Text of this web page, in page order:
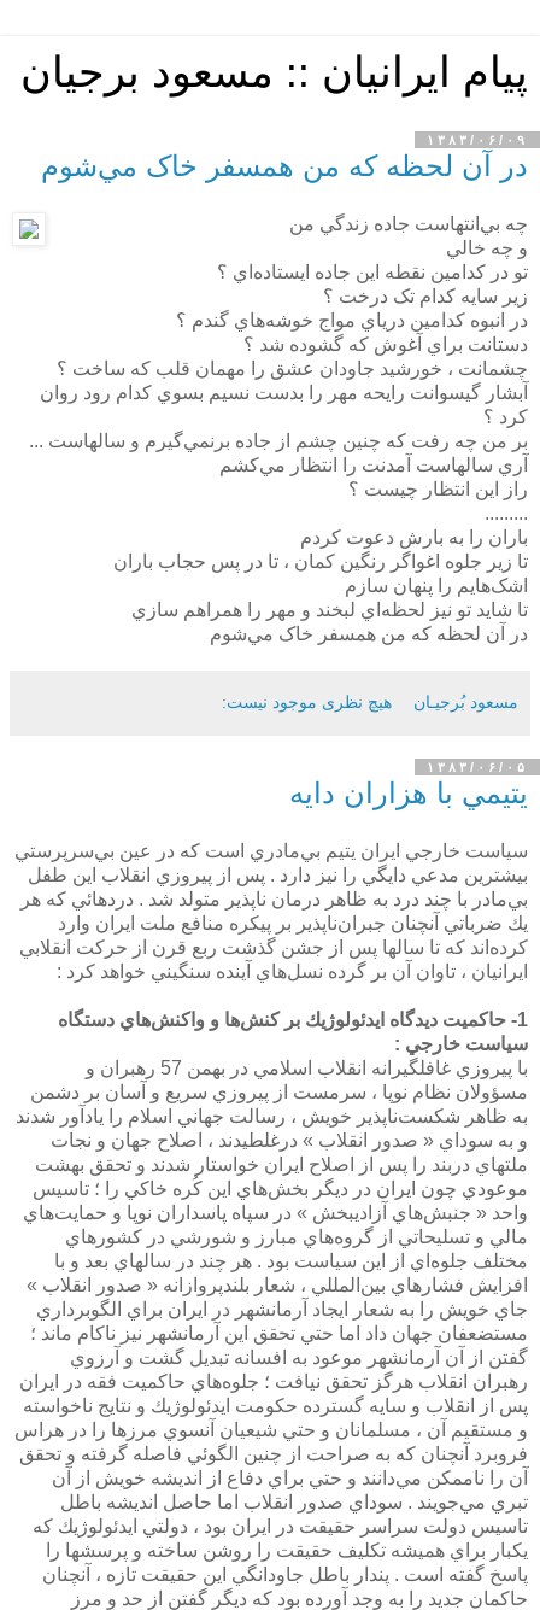
پیام ایرانیان :: مسعود برجیان
۱۳۸۳/۰۶/۰۹
در آن لحظه که من همسفر خاک مي‌شوم
چه بي‌انتهاست جاده زندگي من
و چه خالي
تو در کدامين نقطه اين جاده ايستاده‌اي ؟
زير سايه کدام تک درخت ؟
در انبوه کدامين درياي مواج خوشه‌هاي گندم ؟
دستانت براي آغوش که گشوده شد ؟
چشمانت ، خورشيد جاودان عشق را مهمان قلب که ساخت ؟
آبشار گيسوانت رايحه مهر را بدست نسيم بسوي کدام رود روان
کرد ؟
بر من چه رفت که چنين چشم از جاده برنمي‌گيرم و سالهاست ...
آري سالهاست آمدنت را انتظار مي‌کشم
راز اين انتظار چيست ؟
.........
باران را به بارش دعوت کردم
تا زير جلوه اغواگر رنگين کمان ، تا در پس حجاب باران
اشک‌هايم را پنهان سازم
تا شايد تو نيز لحظه‌اي لبخند و مهر را همراهم سازي
در آن لحظه که من همسفر خاک مي‌شوم
مسعود بُرجيـان هیچ نظری موجود نیست:
۱۳۸۳/۰۶/۰۵
يتيمي با هزاران دايه
سياست خارجي ايران يتيم بي‌مادري است كه در عين بي‌سرپرستي
بيشترين مدعي دايگي را نيز دارد . پس از پيروزي انقلاب اين طفل
بي‌مادر با چند درد به ظاهر درمان ناپذير متولد شد . دردهائي كه هر
يك ضرباتي آنچنان جبران‌ناپذير بر پيكره منافع ملت ايران وارد
كرده‌اند كه تا سالها پس از جشن گذشت ربع قرن از حركت انقلابي
ايرانيان ، تاوان آن بر گرده نسل‌هاي آينده سنگيني خواهد كرد :
1- حاكميت ديدگاه ايدئولوژيك بر كنش‌ها و واكنش‌هاي دستگاه
سياست خارجي :
با پيروزي غافلگيرانه انقلاب اسلامي در بهمن 57 رهبران و
مسؤولان نظام نوپا ، سرمست از پيروزي سريع و آسان بر دشمن
به ظاهر شكست‌ناپذير خويش ، رسالت جهاني اسلام را يادآور شدند
و به سوداي « صدور انقلاب » درغلطيدند ، اصلاح جهان و نجات
ملتهاي دربند را پس از اصلاح ايران خواستار شدند و تحقق بهشت
موعودي چون ايران در ديگر بخش‌هاي اين كُره خاكي را ؛ تاسيس
واحد « جنبش‌هاي آزاديبخش » در سپاه پاسداران نوپا و حمايت‌هاي
مالي و تسليحاتي از گروه‌هاي مبارز و شورشي در كشورهاي
مختلف جلوه‌اي از اين سياست بود . هر چند در سالهاي بعد و با
افزايش فشارهاي بين‌المللي ، شعار بلندپروازانه « صدور انقلاب »
جاي خويش را به شعار ايجاد آرمانشهر در ايران براي الگوبرداري
مستضعفان جهان داد اما حتي تحقق اين آرمانشهر نيز ناكام ماند ؛
گفتن از آن آرمانشهر موعود به افسانه تبديل گشت و آرزوي
رهبران انقلاب هرگز تحقق نيافت ؛ جلوه‌هاي حاكميت فقه در ايران
پس از انقلاب و سايه گسترده حكومت ايدئولوژيك و نتايج ناخواسته
و مستقيم آن ، مسلمانان و حتي شيعيان آنسوي مرزها را در هراس
فروبرد آنچنان كه به صراحت از چنين الگوئي فاصله گرفته و تحقق
آن را ناممكن مي‌دانند و حتي براي دفاع از انديشه خويش از آن
تبري مي‌جويند . سوداي صدور انقلاب اما حاصل انديشه باطل
تاسيس دولت سراسر حقيقت در ايران بود ،‌ دولتي ايدئولوژيك كه
يكبار براي هميشه تكليف حقيقت را روشن ساخته و پرسشها را
پاسخ گفته است . پندار باطل جاودانگي اين حقيقت تازه ، آنچنان
حاكمان جديد را به وجد آورده بود كه ديگر گفتن از حد و مرز